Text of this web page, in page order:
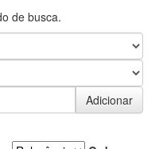
de busca.